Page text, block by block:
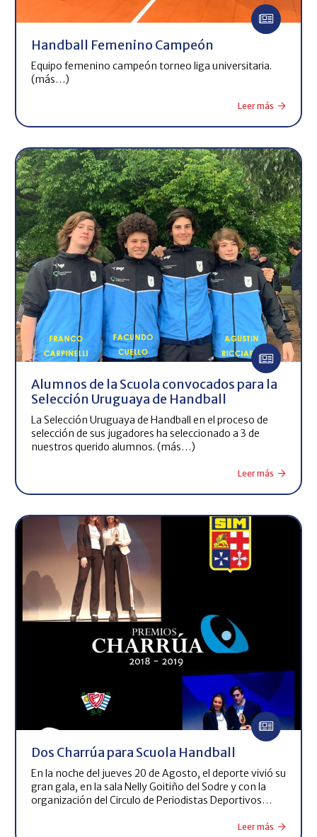
Handball Femenino Campeón
Equipo femenino campeón torneo liga universitaria.
(más…)
Leer más
Alumnos de la Scuola convocados para la
Selección Uruguaya de Handball
La Selección Uruguaya de Handball en el proceso de
selección de sus jugadores ha seleccionado a 3 de
nuestros querido alumnos. (más…)
Leer más
Dos Charrúa para Scuola Handball
En la noche del jueves 20 de Agosto, el deporte vivió su
gran gala, en la sala Nelly Goitiño del Sodre y con la
organización del Circulo de Periodistas Deportivos…
Leer más